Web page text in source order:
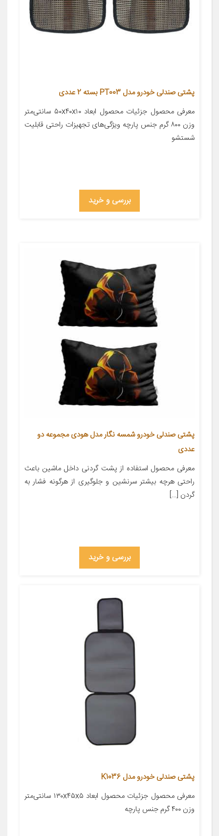
پشتی صندلی خودرو مدل PT003 بسته 2 عددی
معرفی محصول جزئیات محصول ابعاد ۵۰x۴۰x۱۰ سانتی‌متر
وزن ۸۰۰ گرم جنس پارچه ویژگی‌های تجهیزات راحتی قابلیت
شستشو
بررسی و خرید
پشتی صندلی خودرو شمسه نگار مدل هودی مجموعه دو
عددی
معرفی محصول استفاده از پشت گردنی داخل ماشین باعث
راحتی هرچه بیشتر سرنشین و جلوگیری از هرگونه فشار به
گردن […]
بررسی و خرید
پشتی صندلی خودرو مدل K1036
معرفی محصول جزئیات محصول ابعاد ۱۳۰x۴۵x۵ سانتی‌متر
وزن ۴۰۰ گرم جنس پارچه